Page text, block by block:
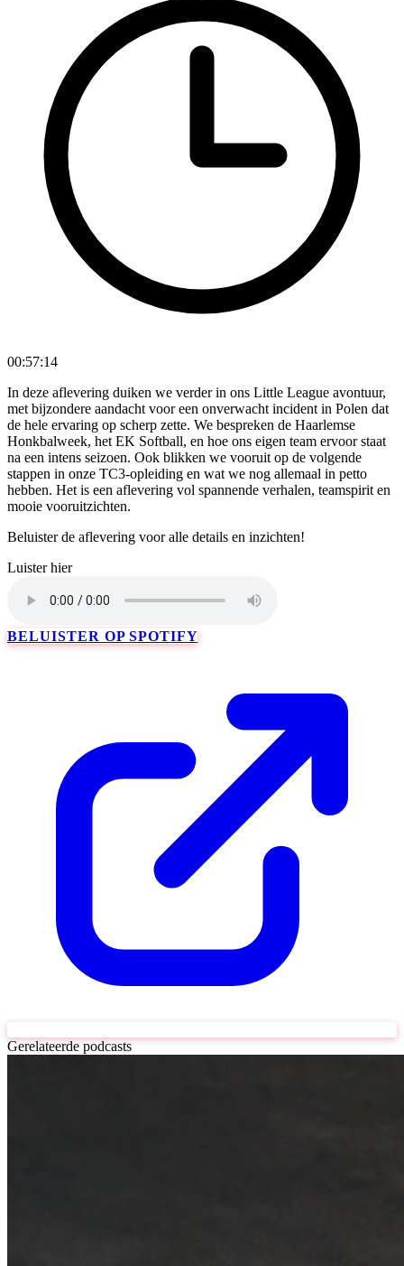
00:57:14
In deze aflevering duiken we verder in ons Little League avontuur,
met bijzondere aandacht voor een onverwacht incident in Polen dat
de hele ervaring op scherp zette. We bespreken de Haarlemse
Honkbalweek, het EK Softball, en hoe ons eigen team ervoor staat
na een intens seizoen. Ook blikken we vooruit op de volgende
stappen in onze TC3-opleiding en wat we nog allemaal in petto
hebben. Het is een aflevering vol spannende verhalen, teamspirit en
mooie vooruitzichten.
Beluister de aflevering voor alle details en inzichten!
Luister hier
BELUISTER OP SPOTIFY
Gerelateerde podcasts